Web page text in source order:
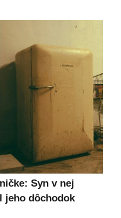
Syn v nej
jeho dôchodok